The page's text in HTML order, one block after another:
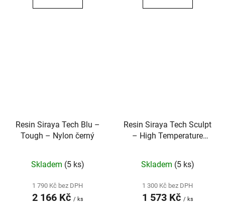
Resin Siraya Tech Blu –
Tough – Nylon černý
Skladem (5 ks)
1 790 Kč bez DPH
2 166 Kč / ks
Resin Siraya Tech Sculpt
– High Temperature
Skladem (5 ks)
1 300 Kč bez DPH
1 573 Kč / ks